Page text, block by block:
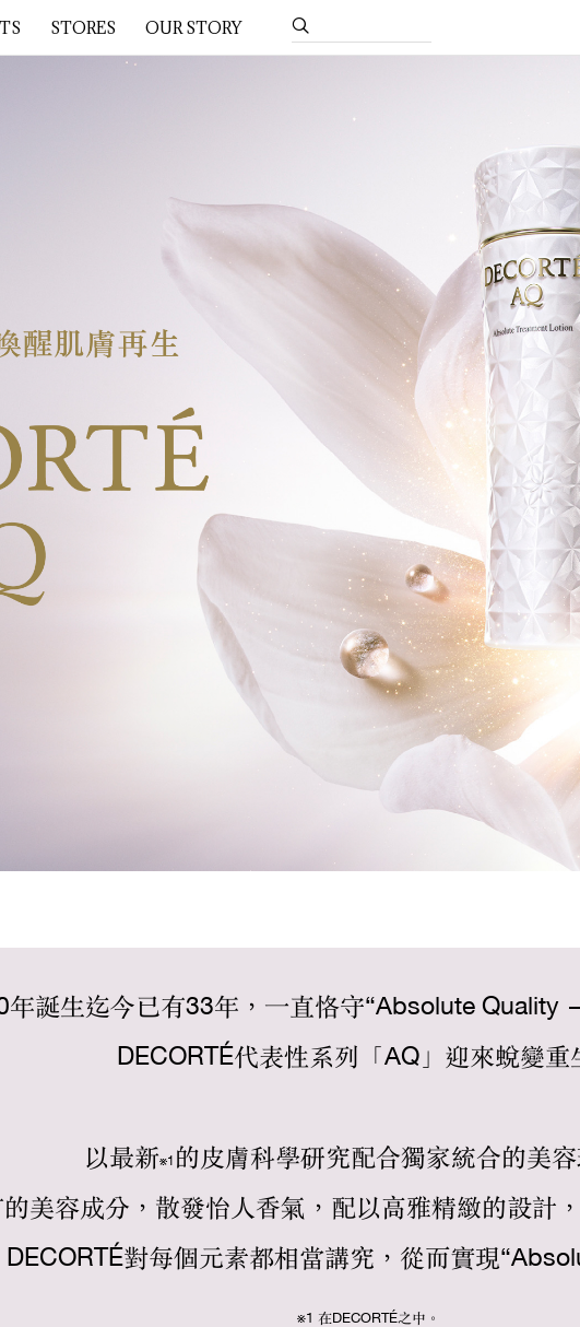
STORES OUR STORY
年誕生迄今已有33年，一直恪守“Absolute Quality
DECORTÉ代表性系列「AQ」迎來蛻變重
以最新※1 的皮膚科學研究配合獨家統合的美容
美容成分，散發怡人香氣，配以高雅精緻的設計
DECORTÉ對每個元素都相當講究，從而實現
※1 在DECORTÉ之中。